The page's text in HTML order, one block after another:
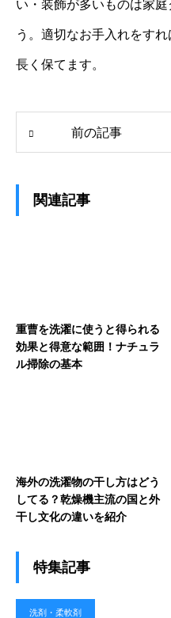
い・装飾が多いものは家
う。適切なお手入れをす
長く保てます。
前の記事
関連記事
重曹を洗濯に使うと得られる
効果と得意な範囲！ナチュラ
ル掃除の基本
海外の洗濯物の干し方はどう
してる？乾燥機主流の国と外
干し文化の違いを紹介
特集記事
洗剤・柔軟剤